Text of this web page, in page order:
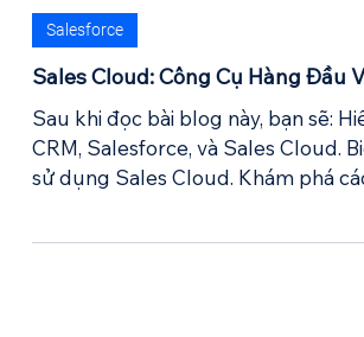
Huong Tran
16 thg 10, 2025
Salesforce
Sales Cloud: Công Cụ Hàng Đầu
Sau khi đọc bài blog này, bạn sẽ:
CRM, Salesforce, và Sales Cloud.